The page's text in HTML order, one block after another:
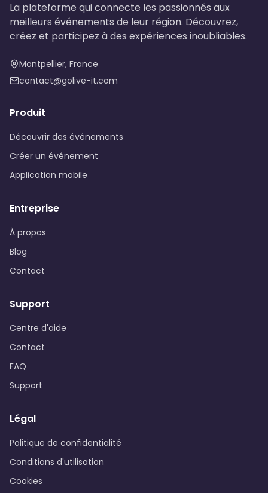
La plateforme qui connecte les passionnés aux
meilleurs événements de leur région. Découvrez,
créez et participez à des expériences inoubliables.
Montpellier, France
contact@golive-it.com
Produit
Découvrir des événements
Créer un événement
Application mobile
Entreprise
À propos
Blog
Contact
Support
Centre d'aide
Contact
FAQ
Support
Légal
Politique de confidentialité
Conditions d'utilisation
Cookies